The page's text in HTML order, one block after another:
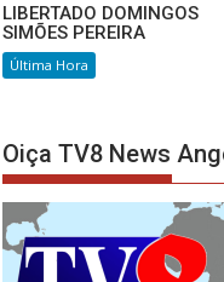
LIBERTADO DOMINGOS
SIMÕES PEREIRA
Última Hora
Oiça TV8 News